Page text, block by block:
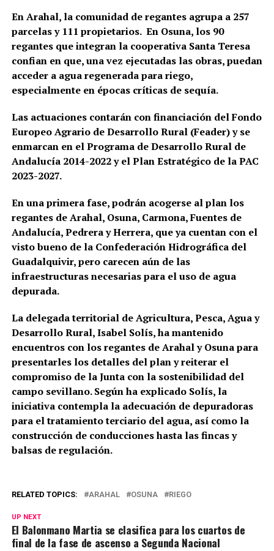
En Arahal, la comunidad de regantes agrupa a 257
parcelas y 111 propietarios. En Osuna, los 90
regantes que integran la cooperativa Santa Teresa
confian en que, una vez ejecutadas las obras, puedan
acceder a agua regenerada para riego,
especialmente en épocas críticas de sequía.
Las actuaciones contarán con financiación del Fondo
Europeo Agrario de Desarrollo Rural (Feader) y se
enmarcan en el Programa de Desarrollo Rural de
Andalucía 2014-2022 y el Plan Estratégico de la PAC
2023-2027.
En una primera fase, podrán acogerse al plan los
regantes de Arahal, Osuna, Carmona, Fuentes de
Andalucía, Pedrera y Herrera, que ya cuentan con el
visto bueno de la Confederación Hidrográfica del
Guadalquivir, pero carecen aún de las
infraestructuras necesarias para el uso de agua
depurada.
La delegada territorial de Agricultura, Pesca, Agua y
Desarrollo Rural, Isabel Solís, ha mantenido
encuentros con los regantes de Arahal y Osuna para
presentarles los detalles del plan y reiterar el
compromiso de la Junta con la sostenibilidad del
campo sevillano. Según ha explicado Solís, la
iniciativa contempla la adecuación de depuradoras
para el tratamiento terciario del agua, así como la
construcción de conducciones hasta las fincas y
balsas de regulación.
RELATED TOPICS: ARAHAL OSUNA RIEGO
UP NEXT
El Balonmano Martia se clasifica para los cuartos de
final de la fase de ascenso a Segunda Nacional